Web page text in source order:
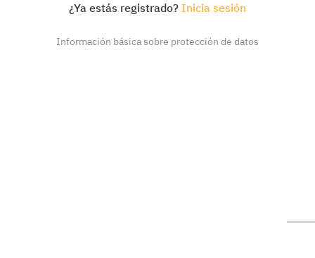
¿Ya estás registrado? Inicia sesión
Información básica sobre protección de datos